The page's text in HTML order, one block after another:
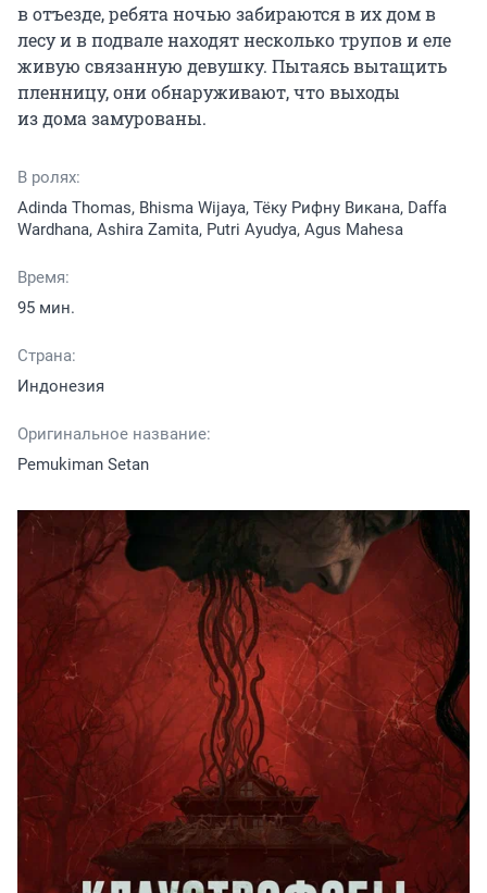
в отъезде, ребята ночью забираются в их дом в
лесу и в подвале находят несколько трупов и еле
живую связанную девушку. Пытаясь вытащить
пленницу, они обнаруживают, что выходы
из дома замурованы.
В ролях:
Adinda Thomas, Bhisma Wijaya, Тёку Рифну Викана, Daffa
Wardhana, Ashira Zamita, Putri Ayudya, Agus Mahesa
Время:
95 мин.
Страна:
Индонезия
Оригинальное название:
Pemukiman Setan